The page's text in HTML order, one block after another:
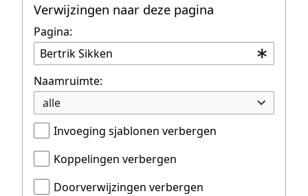
Verwijzingen naar deze pagina
Pagina:
Naamruimte:
alle
Invoeging sjablonen verbergen
Koppelingen verbergen
Doorverwijzingen verbergen